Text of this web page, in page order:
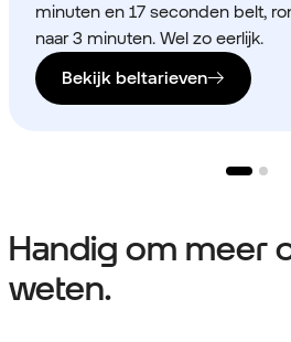
minuten en 17 seconden belt,
naar 3 minuten. Wel zo eerlijk.
Bekijk beltarieven
Handig om meer
weten.